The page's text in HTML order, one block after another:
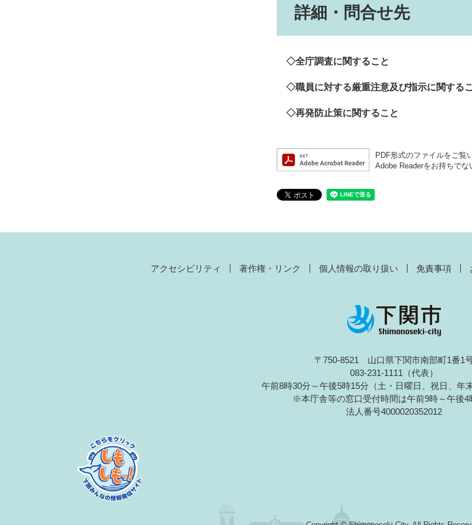
詳細・問合せ先
◇全庁調査に関すること
◇職員に対する厳重注意及び指示
◇再発防止策に関すること 総務
PDF形式のファイルをご覧
Adobe Readerをお持ちで
アクセシビリティ 著作権・リンク 個人情報の取り扱い 免責事項
〒750-8521 山口県下関市南部町1番1
083-231-1111（代表）
午前8時30分～午後5時15分（土・日曜日、祝日、年
※本庁舎等の窓口受付時間は午前9時～午後4
法人番号4000020352012